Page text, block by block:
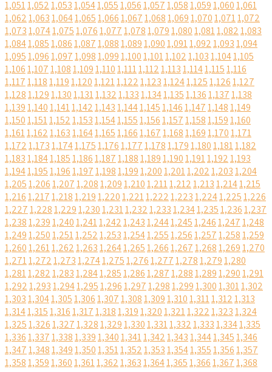
1,0511,0521,0531,0541,0551,0561,0571,0581,0591,0601,061
1,0621,0631,0641,0651,0661,0671,0681,0691,0701,0711,072
1,0731,0741,0751,0761,0771,0781,0791,0801,0811,0821,083
1,0841,0851,0861,0871,0881,0891,0901,0911,0921,0931,094
1,0951,0961,0971,0981,0991,1001,1011,1021,1031,1041,105
1,1061,1071,1081,1091,1101,1111,1121,1131,1141,1151,116
1,1171,1181,1191,1201,1211,1221,1231,1241,1251,1261,127
1,1281,1291,1301,1311,1321,1331,1341,1351,1361,1371,138
1,1391,1401,1411,1421,1431,1441,1451,1461,1471,1481,149
1,1501,1511,1521,1531,1541,1551,1561,1571,1581,1591,160
1,1611,1621,1631,1641,1651,1661,1671,1681,1691,1701,171
1,1721,1731,1741,1751,1761,1771,1781,1791,1801,1811,182
1,1831,1841,1851,1861,1871,1881,1891,1901,1911,1921,193
1,1941,1951,1961,1971,1981,1991,2001,2011,2021,2031,204
1,2051,2061,2071,2081,2091,2101,2111,2121,2131,2141,215
1,2161,2171,2181,2191,2201,2211,2221,2231,2241,2251,226
1,2271,2281,2291,2301,2311,2321,2331,2341,2351,2361,237
1,2381,2391,2401,2411,2421,2431,2441,2451,2461,2471,248
1,2491,2501,2511,2521,2531,2541,2551,2561,2571,2581,259
1,2601,2611,2621,2631,2641,2651,2661,2671,2681,2691,270
1,2711,2721,2731,2741,2751,2761,2771,2781,2791,280
1,2811,2821,2831,2841,2851,2861,2871,2881,2891,2901,291
1,2921,2931,2941,2951,2961,2971,2981,2991,3001,3011,302
1,3031,3041,3051,3061,3071,3081,3091,3101,3111,3121,313
1,3141,3151,3161,3171,3181,3191,3201,3211,3221,3231,324
1,3251,3261,3271,3281,3291,3301,3311,3321,3331,3341,335
1,3361,3371,3381,3391,3401,3411,3421,3431,3441,3451,346
1,3471,3481,3491,3501,3511,3521,3531,3541,3551,3561,357
1,3581,3591,3601,3611,3621,3631,3641,3651,3661,3671,368